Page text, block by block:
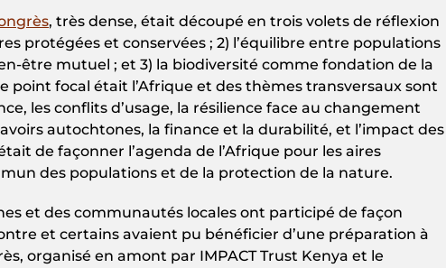
, très dense, était découpé en trois volets de réflexion
protégées et conservées ; 2) l’équilibre entre populations
être mutuel ; et 3) la biodiversité comme fondation de la
point focal était l’Afrique et des thèmes transversaux sont
les conflits d’usage, la résilience face au changement
autochtones, la finance et la durabilité, et l’impact des
de façonner l’agenda de l’Afrique pour les aires
des populations et de la protection de la nature.
et des communautés locales ont participé de façon
et certains avaient pu bénéficier d’une préparation à
organisé en amont par IMPACT Trust Kenya et le